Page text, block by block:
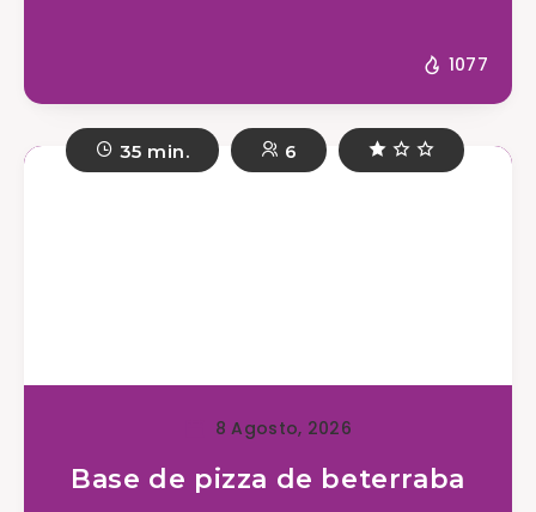
1077
35 min. 6
8 Agosto, 2026
Base de pizza de beterraba